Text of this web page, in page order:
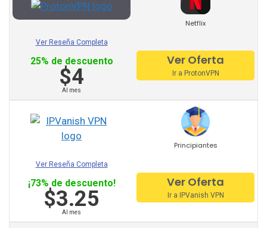
X-Vpn
Freedome Vpn
Fastestvpn
Frootvpn
Vpnarea
Cactus Vpn
Netflix
Ver Reseña Completa
25% de descuento
$4
Al mes
Ver Oferta
Ir a ProtonVPN
Principiantes
Ver Reseña Completa
¡73% de descuento!
$3.25
Al mes
Ver Oferta
Ir a IPVanish VPN